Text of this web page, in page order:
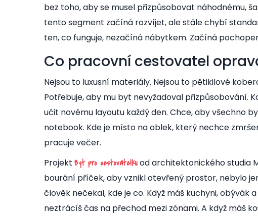
bez toho, aby se musel přizpůsobovat náhodnému,
tento segment začíná rozvíjet, ale stále chybí
ten, co funguje, nezačíná nábytkem. Začíná
Co pracovní cestovatel
Nejsou to luxusní materiály. Nejsou to pětikilové
Potřebuje, aby mu byt nevyžadoval přizpůsobování.
učit novému layoutu každý den. Chce, aby všechno
notebook. Kde je místo na oblek, který nechce
pracuje večer.
Projekt Byt pro cestovatelkuod architektonického studia
bourání příček, aby vznikl otevřený prostor, nebylo
člověk nečekal, kde je co. Když máš kuchyni, obývák
neztrácíš čas na přechod mezi zónami. A když máš